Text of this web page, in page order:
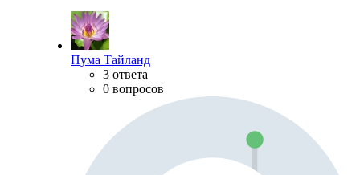
Пума Тайланд
3 ответа
0 вопросов